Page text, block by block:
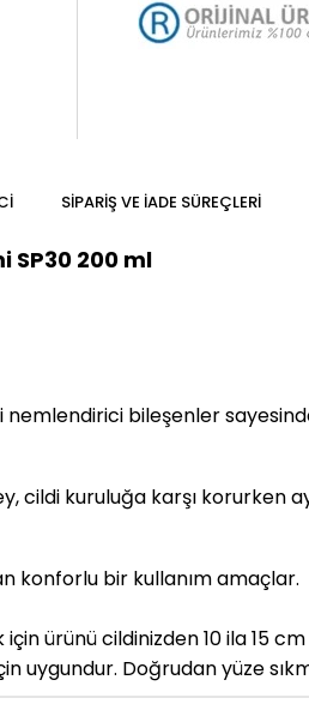
SIPARIŞ VE İADE SÜREÇLERI
SP30 200 ml
bileşenler
kuruluğa karşı korurken
konforlu bir kullanım amaçlar.
ürünü cildinizden 10 ila 15
Doğrudan yüze